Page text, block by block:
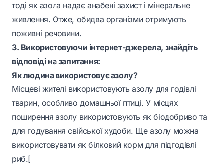
тоді як азола надає анабені захист і мінеральне
живлення. Отже, обидва організми отримують
поживні речовини.
3. Використовуючи інтернет-джерела, знайдіть
відповіді на запитання:
Як людина використовує азолу?
Місцеві жителі використовують азолу для годівлі
тварин, особливо домашньої птиці. У місцях
поширення азолу використовують як біодобриво та
для годування свійської худоби. Ще азолу можна
використовувати як білковий корм для підгодівлі
риб.[